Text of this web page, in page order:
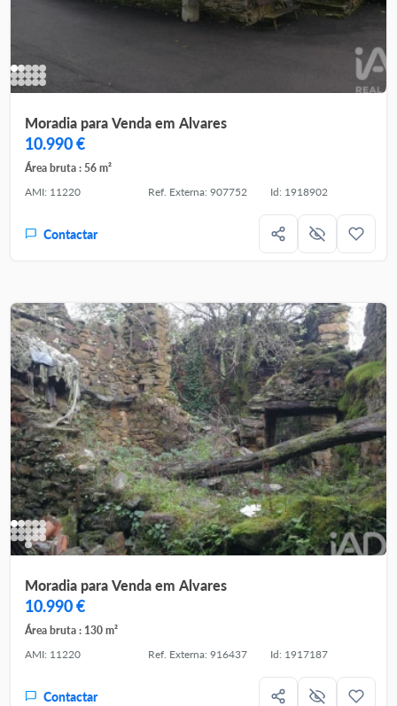
Moradia para Venda em Alvares
10.990 €
Área bruta : 56 m²
AMI: 11220
Ref. Externa: 907752 Id: 1918902
Contactar
Moradia para Venda em Alvares
10.990 €
Área bruta : 130 m²
AMI: 11220
Ref. Externa: 916437 Id: 1917187
Contactar